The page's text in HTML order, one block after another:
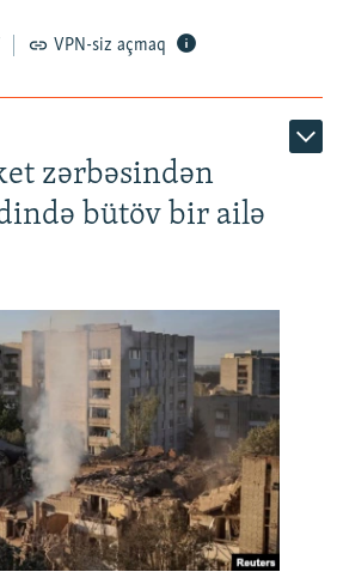
VPN-siz açmaq
zərbəsindən
bütöv bir ailə